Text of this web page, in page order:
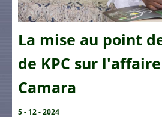
La mise au point
de KPC sur
Camara
5 - 12 - 2024